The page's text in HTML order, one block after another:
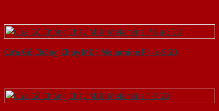
Cửa Gỗ Chống Cháy MDF Melamine P1-a-SGD